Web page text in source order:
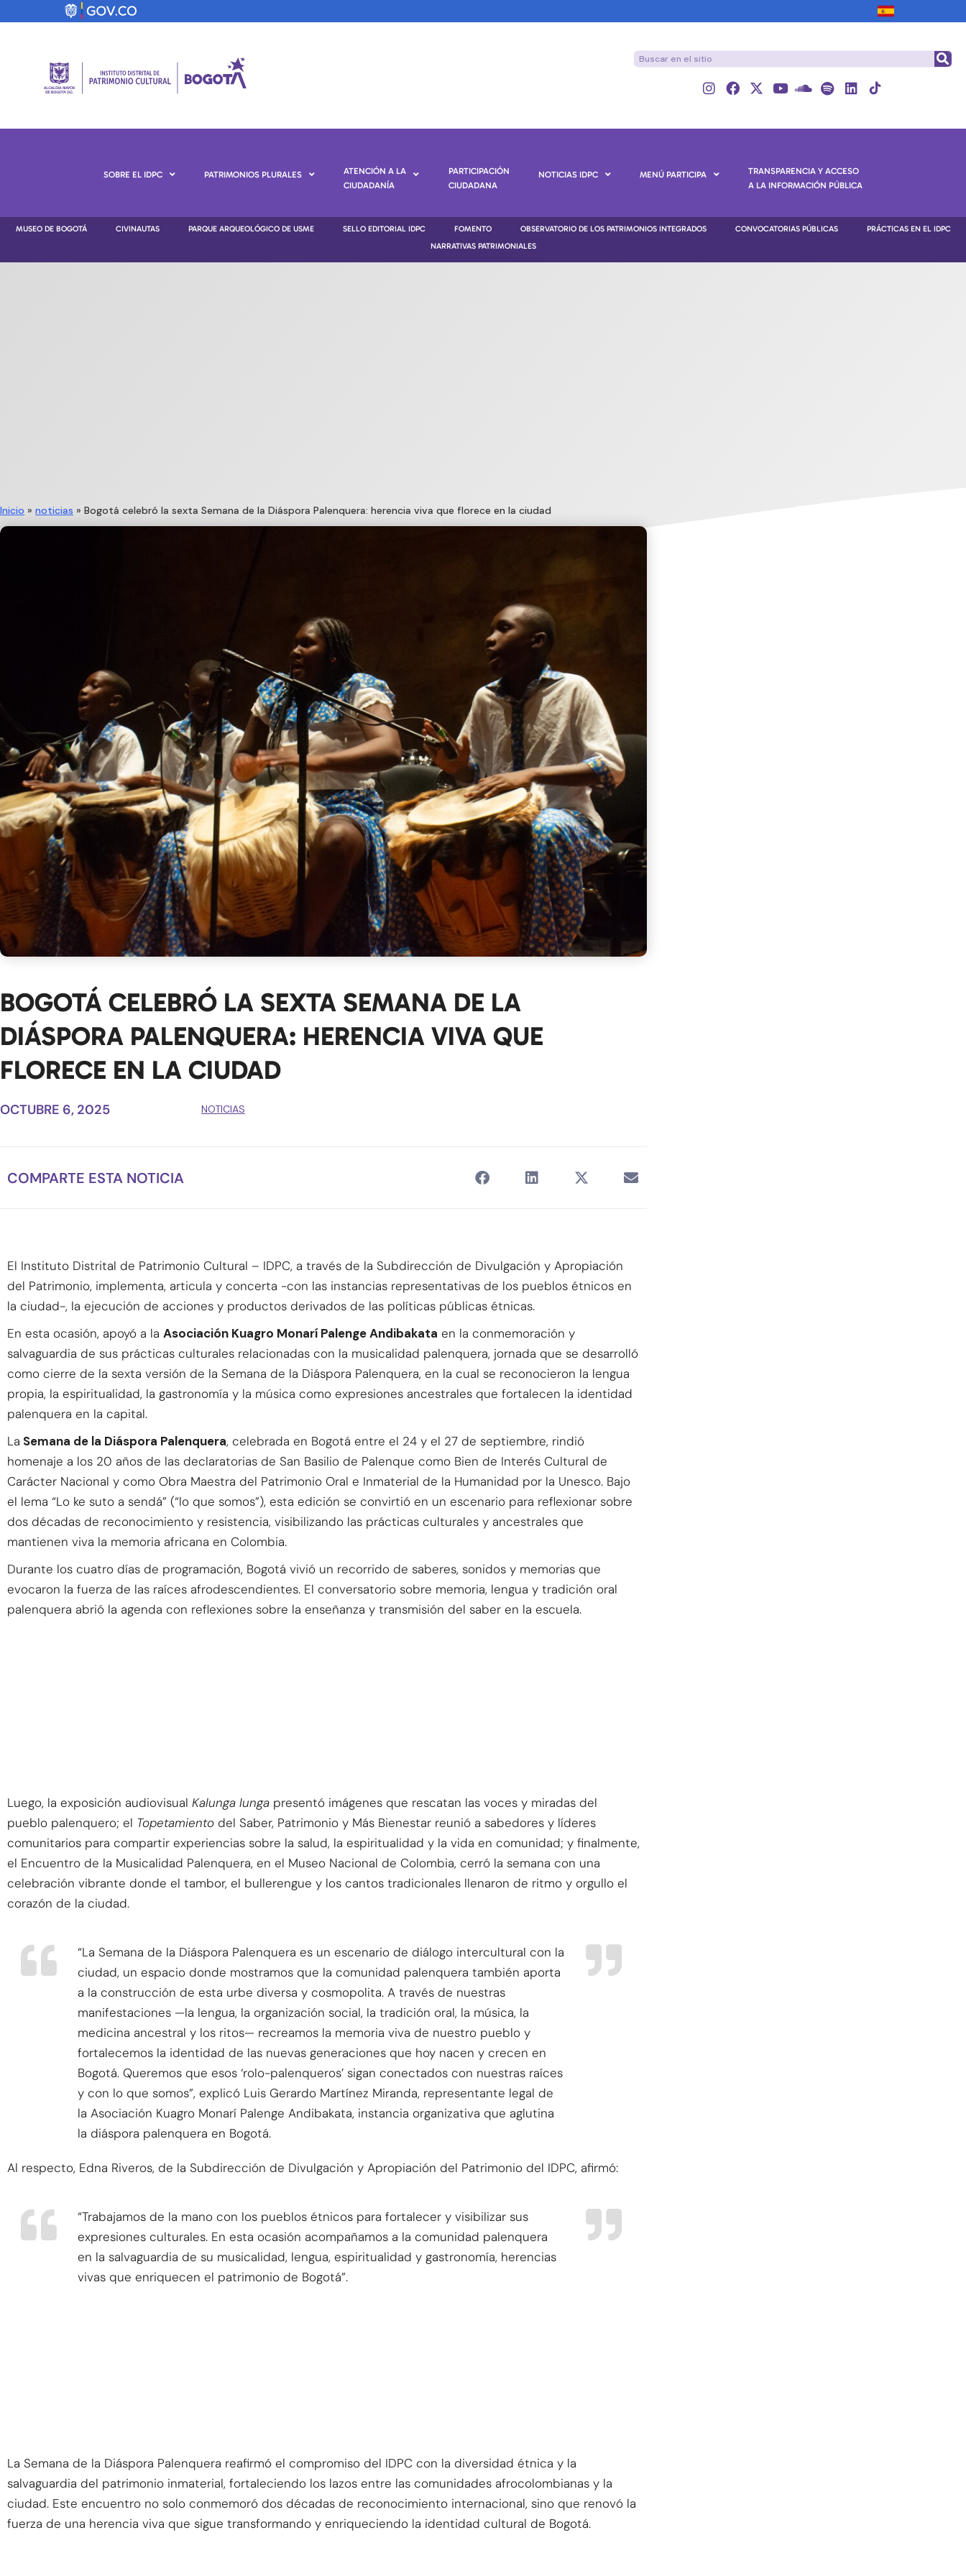
SOBRE EL IDPC PATRIMONIOS PLURALES
ATENCIÓN A LA
CIUDADANÍA
PARTICIPACIÓN
CIUDADANA
NOTICIAS IDPC MENÚ PARTICIPA
TRANSPARENCIA Y ACCESO
A LA INFORMACIÓN PÚBLICA
MUSEO DE BOGOTÁ CIVINAUTAS PARQUE ARQUEOLÓGICO DE USME SELLO EDITORIAL IDPC FOMENTO OBSERVATORIO DE LOS PATRIMONIOS INTEGRADOS CONVOCATORIAS PÚBLICAS
PRÁCTICAS EN EL IDPC
NARRATIVAS PATRIMONIALES
Inicio » noticias » Bogotá celebró la sexta Semana de la Diáspora Palenquera: herencia viva que florece en la ciudad
BOGOTÁ CELEBRÓ LA SEXTA SEMANA DE LA
DIÁSPORA PALENQUERA: HERENCIA VIVA QUE
FLORECE EN LA CIUDAD
OCTUBRE 6, 2025 NOTICIAS
COMPARTE ESTA NOTICIA
El Instituto Distrital de Patrimonio Cultural – IDPC, a través de la Subdirección de Divulgación y Apropiación
del Patrimonio, implementa, articula y concerta -con las instancias representativas de los pueblos étnicos en
la ciudad-, la ejecución de acciones y productos derivados de las políticas públicas étnicas.
En esta ocasión, apoyó a la Asociación Kuagro Monarí Palenge Andibakata en la conmemoración y
salvaguardia de sus prácticas culturales relacionadas con la musicalidad palenquera, jornada que se desarrolló
como cierre de la sexta versión de la Semana de la Diáspora Palenquera, en la cual se reconocieron la lengua
propia, la espiritualidad, la gastronomía y la música como expresiones ancestrales que fortalecen la identidad
palenquera en la capital.
La Semana de la Diáspora Palenquera, celebrada en Bogotá entre el 24 y el 27 de septiembre, rindió
homenaje a los 20 años de las declaratorias de San Basilio de Palenque como Bien de Interés Cultural de
Carácter Nacional y como Obra Maestra del Patrimonio Oral e Inmaterial de la Humanidad por la Unesco. Bajo
el lema “Lo ke suto a sendá” (“lo que somos”), esta edición se convirtió en un escenario para reflexionar sobre
dos décadas de reconocimiento y resistencia, visibilizando las prácticas culturales y ancestrales que
mantienen viva la memoria africana en Colombia.
Durante los cuatro días de programación, Bogotá vivió un recorrido de saberes, sonidos y memorias que
evocaron la fuerza de las raíces afrodescendientes. El conversatorio sobre memoria, lengua y tradición oral
palenquera abrió la agenda con reflexiones sobre la enseñanza y transmisión del saber en la escuela.
Luego, la exposición audiovisual Kalunga lunga presentó imágenes que rescatan las voces y miradas del
pueblo palenquero; el Topetamiento del Saber, Patrimonio y Más Bienestar reunió a sabedores y líderes
comunitarios para compartir experiencias sobre la salud, la espiritualidad y la vida en comunidad; y finalmente,
el Encuentro de la Musicalidad Palenquera, en el Museo Nacional de Colombia, cerró la semana con una
celebración vibrante donde el tambor, el bullerengue y los cantos tradicionales llenaron de ritmo y orgullo el
corazón de la ciudad.
“La Semana de la Diáspora Palenquera es un escenario de diálogo intercultural con la
ciudad, un espacio donde mostramos que la comunidad palenquera también aporta
a la construcción de esta urbe diversa y cosmopolita. A través de nuestras
manifestaciones —la lengua, la organización social, la tradición oral, la música, la
medicina ancestral y los ritos— recreamos la memoria viva de nuestro pueblo y
fortalecemos la identidad de las nuevas generaciones que hoy nacen y crecen en
Bogotá. Queremos que esos ‘rolo-palenqueros’ sigan conectados con nuestras raíces
y con lo que somos”, explicó Luis Gerardo Martínez Miranda, representante legal de
la Asociación Kuagro Monarí Palenge Andibakata, instancia organizativa que aglutina
la diáspora palenquera en Bogotá.
Al respecto, Edna Riveros, de la Subdirección de Divulgación y Apropiación del Patrimonio del IDPC, afirmó:
“Trabajamos de la mano con los pueblos étnicos para fortalecer y visibilizar sus
expresiones culturales. En esta ocasión acompañamos a la comunidad palenquera
en la salvaguardia de su musicalidad, lengua, espiritualidad y gastronomía, herencias
vivas que enriquecen el patrimonio de Bogotá”.
La Semana de la Diáspora Palenquera reafirmó el compromiso del IDPC con la diversidad étnica y la
salvaguardia del patrimonio inmaterial, fortaleciendo los lazos entre las comunidades afrocolombianas y la
ciudad. Este encuentro no solo conmemoró dos décadas de reconocimiento internacional, sino que renovó la
fuerza de una herencia viva que sigue transformando y enriqueciendo la identidad cultural de Bogotá.